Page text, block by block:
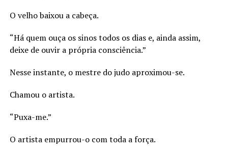
O velho baixou a cabeça.
“Há quem ouça os sinos todos os dias e, ainda assim,
deixe de ouvir a própria consciência.”
Nesse instante, o mestre do judo aproximou-se.
Chamou o artista.
“Puxa-me.”
O artista empurrou-o com toda a força.